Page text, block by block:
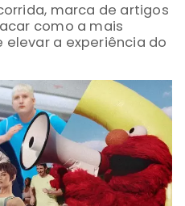
marca de artigos
como a mais
a experiência do